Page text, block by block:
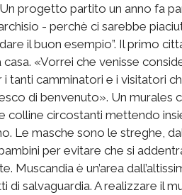
progetto partito un anno fa
- perchè ci sarebbe
il buon esempio”. Il primo
«Vorrei che venisse
tanti camminatori e i visitatori
di benvenuto». Un murales
colline circostanti mettendo
Le masche sono le streghe,
per evitare che si
Muscandia è un’area
di salvaguardia. A realizzare il